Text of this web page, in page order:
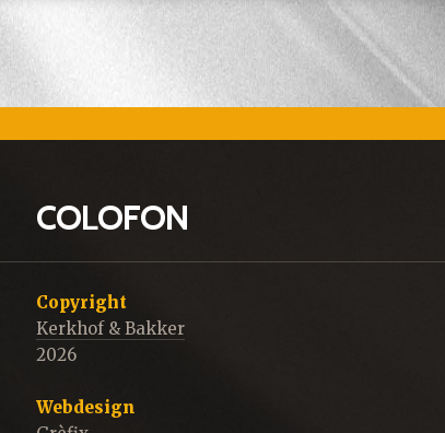
COLOFON
Copyright
Kerkhof & Bakker
2026
Webdesign